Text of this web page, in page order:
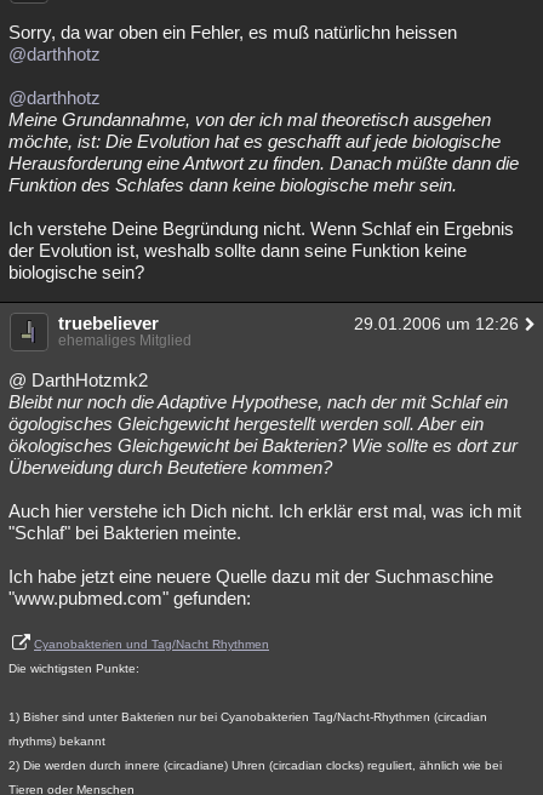
Sorry, da war oben ein Fehler, es muß natürlichn heissen
@darthhotz
@darthhotz
Meine Grundannahme, von der ich mal theoretisch ausgehen
möchte, ist: Die Evolution hat es geschafft auf jede biologische
Herausforderung eine Antwort zu finden. Danach müßte dann die
Funktion des Schlafes dann keine biologische mehr sein.
Ich verstehe Deine Begründung nicht. Wenn Schlaf ein Ergebnis
der Evolution ist, weshalb sollte dann seine Funktion keine
biologische sein?
truebeliever 29.01.2006 um 12:26
ehemaliges Mitglied
@ DarthHotzmk2
Bleibt nur noch die Adaptive Hypothese, nach der mit Schlaf ein
ögologisches Gleichgewicht hergestellt werden soll. Aber ein
ökologisches Gleichgewicht bei Bakterien? Wie sollte es dort zur
Überweidung durch Beutetiere kommen?
Auch hier verstehe ich Dich nicht. Ich erklär erst mal, was ich mit
"Schlaf" bei Bakterien meinte.
Ich habe jetzt eine neuere Quelle dazu mit der Suchmaschine
"www.pubmed.com" gefunden:
Cyanobakterien und Tag/Nacht Rhythmen
Die wichtigsten Punkte:
1) Bisher sind unter Bakterien nur bei Cyanobakterien Tag/Nacht-Rhythmen (circadian
rhythms) bekannt
2) Die werden durch innere (circadiane) Uhren (circadian clocks) reguliert, ähnlich wie bei
Tieren oder Menschen